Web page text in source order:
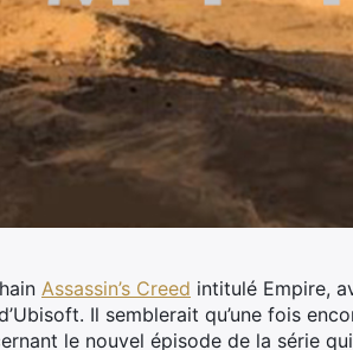
Assassin’s Creed intitulé Empire,
Il semblerait qu’une fois
le nouvel épisode de la série